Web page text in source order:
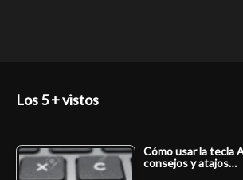
Los 5 + vistos
Cómo usar la tecla
consejos y atajos…